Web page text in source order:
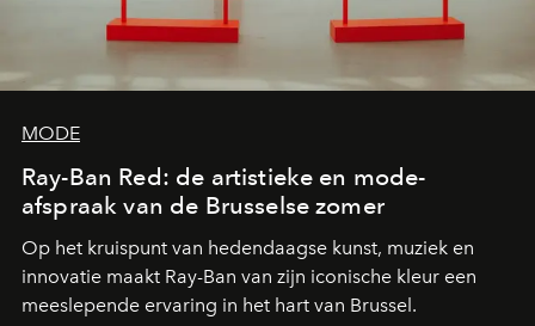
MODE
Ray-Ban Red: de artistieke en mode-
afspraak van de Brusselse zomer
Op het kruispunt van hedendaagse kunst, muziek en
innovatie maakt Ray-Ban van zijn iconische kleur een
meeslepende ervaring in het hart van Brussel.